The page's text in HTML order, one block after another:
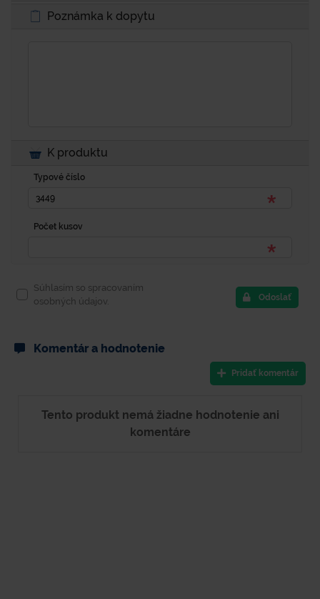
Poznámka k dopytu
K produktu
Typové číslo
Počet kusov
Súhlasím so spracovaním
osobných údajov.
Odoslať
Komentár a hodnotenie
Pridať komentár
Tento produkt nemá žiadne hodnotenie ani
komentáre